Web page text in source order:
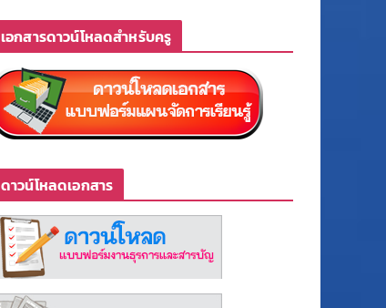
เอกสารดาวน์โหลดสำหรับครู
ดาวน์โหลดเอกสาร